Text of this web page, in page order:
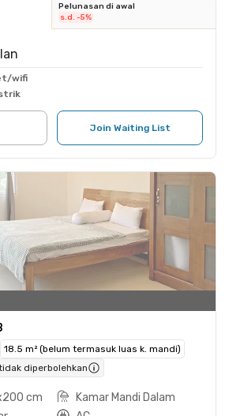
Pelunasan di awal
s.d. -5%
wifi
Join Waiting List
18.5 m² (belum termasuk luas k. mandi)
diperbolehkan
cm
Kamar Mandi Dalam